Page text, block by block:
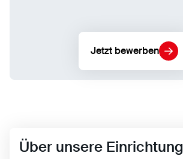
Jetzt bewerben
Über unsere Einrichtung